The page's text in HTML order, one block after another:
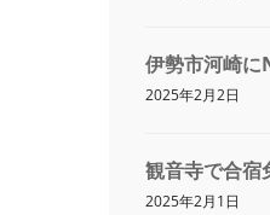
伊勢市河崎に
2025年2月2日
観音寺で合宿
2025年2月1日